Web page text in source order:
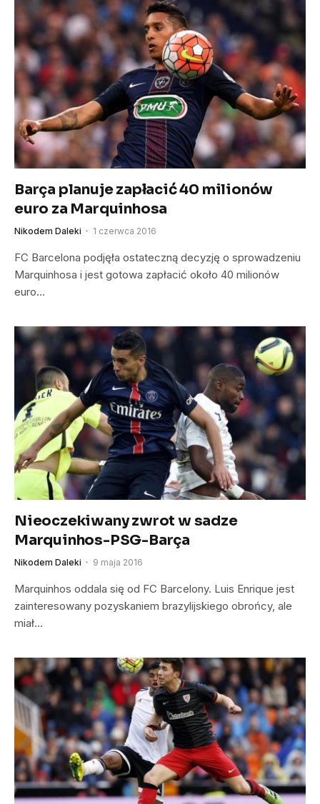
Barça planuje zapłacić 40 milionów
euro za Marquinhosa
Nikodem Daleki 1 czerwca 2016
FC Barcelona podjęła ostateczną decyzję o sprowadzeniu
Marquinhosa i jest gotowa zapłacić około 40 milionów
euro…
Nieoczekiwany zwrot w sadze
Marquinhos-PSG-Barça
Nikodem Daleki 9 maja 2016
Marquinhos oddala się od FC Barcelony. Luis Enrique jest
zainteresowany pozyskaniem brazylijskiego obrońcy, ale
miał…